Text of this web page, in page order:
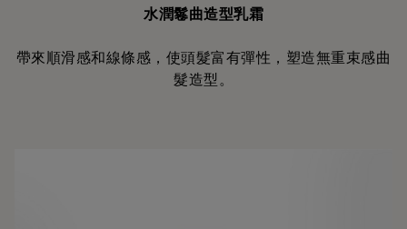
水潤鬈曲造型乳霜
帶來順滑感和線條感，使頭髮富有彈性，塑造無重束感曲
髮造型。